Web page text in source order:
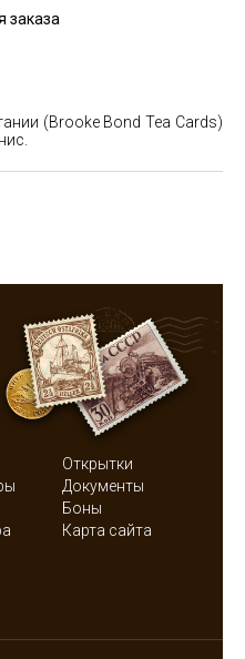
заказа
(Brooke Bond Tea Cards)
Открытки
Документы
Боны
Карта сайта